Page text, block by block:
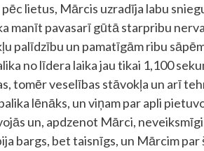
lietus, Mārcis uzradīja labu
manīt pavasarī gūtā starpribu
palīdzību un pamatīgām ribu
no līdera laika jau tikai 1,100
tomēr veselības stāvokļa un arī
lēnāks, un viņam par apli
un, apdzenot Mārci,
bargs, bet taisnīgs, un Mārcim